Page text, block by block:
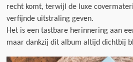
recht komt, terwijl de luxe
verfijnde uitstraling geven.
Het is een tastbare herinnering aan
maar dankzij dit album altijd dichtbij